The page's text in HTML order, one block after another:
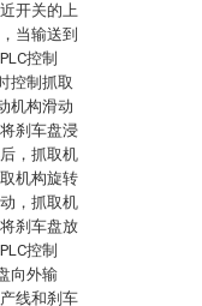
开关的上
当输送到
控制
控制抓取
机构滑动
刹车盘浸
，抓取机
机构旋转
，抓取机
刹车盘放
控制
向外输
线和刹车